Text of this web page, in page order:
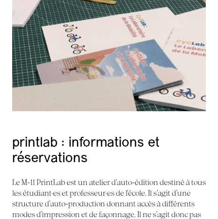
printlab : informations et
réservations
Le M-11 PrintLab est un atelier d’auto-édition destiné à tous
les étudiant·es et professeur·es de l’école. Il s’agit d’une
structure d’auto-production donnant accès à différents
modes d’impression et de façonnage. Il ne s’agit donc pas